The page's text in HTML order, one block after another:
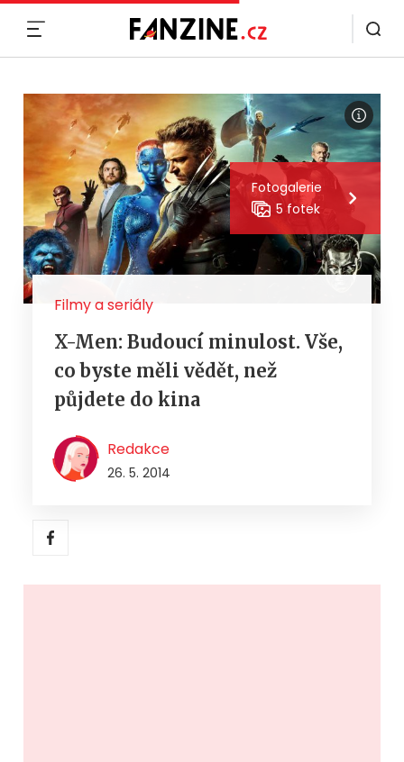
Fotogalerie
5 fotek
Filmy a seriály
X-Men: Budoucí minulost. Vše,
co byste měli vědět, než
půjdete do kina
Redakce
26. 5. 2014